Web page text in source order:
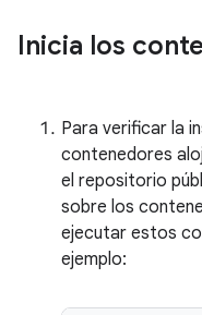
Inicia los
Para verificar la
contenedores
el repositorio
sobre los
ejecutar estos
ejemplo: